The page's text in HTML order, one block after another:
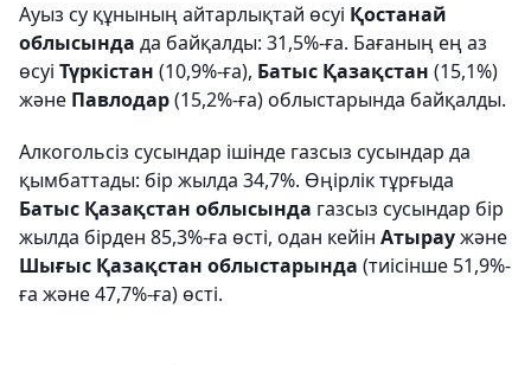
Ауыз су құнының айтарлықтай өсуі Қостанай
облысында да байқалды: 31,5%-ға. Бағаның ең аз
өсуі Түркістан (10,9%-ға), Батыс Қазақстан (15,1%)
және Павлодар(15,2%-ға) облыстарында байқалды.
Алкогольсіз сусындар ішінде газсыз сусындар да
қымбаттады: бір жылда 34,7%. Өңірлік тұрғыда
Батыс Қазақстан облысында газсыз сусындар бір
жылда бірден 85,3%-ға өсті, одан кейін Атыраужәне
Шығыс Қазақстан облыстарында (тиісінше 51,9%-
ға және 47,7%-ға) өсті.